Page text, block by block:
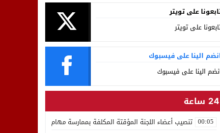
على تويتر
على تويتر
الينا على فيسبوك
الينا على فيسبوك
24 ساعة
00:05 تنصيب أعضاء اللجنة المؤقتة المكلفة بممارسة مهام المجلس الوطني